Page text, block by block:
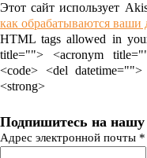
Этот сайт использует
как обрабатываются ваши
HTML tags allowed in
title=""> <acronym
<code> <del
<strong>
Подпишитесь на нашу
Адрес электронной почты *